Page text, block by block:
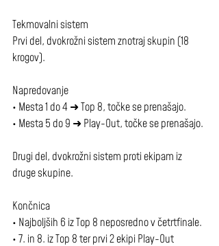
Tekmovalni sistem
Prvi del, dvokrožni sistem znotraj skupin (18
krogov).
Napredovanje
• Mesta 1 do 4 ➜ Top 8, točke se prenašajo.
• Mesta 5 do 9 ➜ Play-Out, točke se prenašajo.
Drugi del, dvokrožni sistem proti ekipam iz
druge skupine.
Končnica
• Najboljših 6 iz Top 8 neposredno v četrtfinale.
• 7. in 8. iz Top 8 ter prvi 2 ekipi Play-Out